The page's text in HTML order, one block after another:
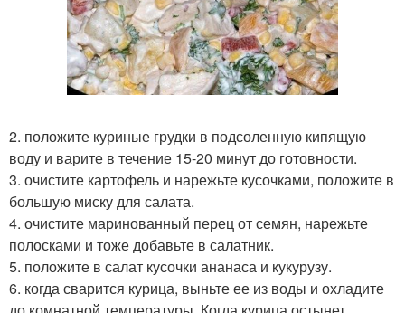
2. положите куриные грудки в подсоленную кипящую
воду и варите в течение 15-20 минут до готовности.
3. очистите картофель и нарежьте кусочками, положите в
большую миску для салата.
4. очистите маринованный перец от семян, нарежьте
полосками и тоже добавьте в салатник.
5. положите в салат кусочки ананаса и кукурузу.
6. когда сварится курица, выньте ее из воды и охладите